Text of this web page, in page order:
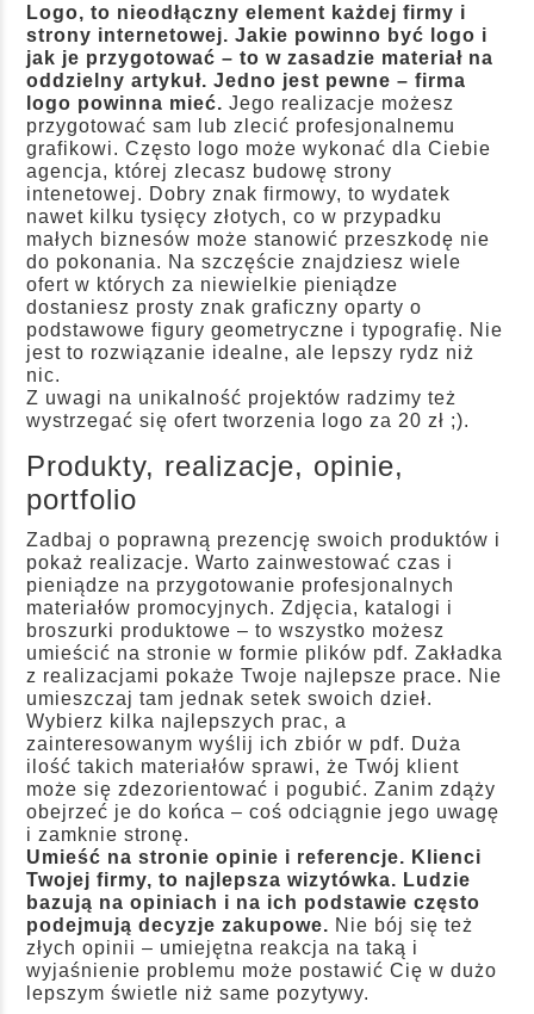
Logo, to nieodłączny element każdej firmy i
strony internetowej. Jakie powinno być logo i
jak je przygotować – to w zasadzie materiał na
oddzielny artykuł. Jedno jest pewne – firma
logo powinna mieć. Jego realizacje możesz
przygotować sam lub zlecić profesjonalnemu
grafikowi. Często logo może wykonać dla Ciebie
agencja, której zlecasz budowę strony
intenetowej. Dobry znak firmowy, to wydatek
nawet kilku tysięcy złotych, co w przypadku
małych biznesów może stanowić przeszkodę nie
do pokonania. Na szczęście znajdziesz wiele
ofert w których za niewielkie pieniądze
dostaniesz prosty znak graficzny oparty o
podstawowe figury geometryczne i typografię. Nie
jest to rozwiązanie idealne, ale lepszy rydz niż
nic.
Z uwagi na unikalność projektów radzimy też
wystrzegać się ofert tworzenia logo za 20 zł ;).
Produkty, realizacje, opinie,
portfolio
Zadbaj o poprawną prezencję swoich produktów i
pokaż realizacje. Warto zainwestować czas i
pieniądze na przygotowanie profesjonalnych
materiałów promocyjnych. Zdjęcia, katalogi i
broszurki produktowe – to wszystko możesz
umieścić na stronie w formie plików pdf. Zakładka
z realizacjami pokaże Twoje najlepsze prace. Nie
umieszczaj tam jednak setek swoich dzieł.
Wybierz kilka najlepszych prac, a
zainteresowanym wyślij ich zbiór w pdf. Duża
ilość takich materiałów sprawi, że Twój klient
może się zdezorientować i pogubić. Zanim zdąży
obejrzeć je do końca – coś odciągnie jego uwagę
i zamknie stronę.
Umieść na stronie opinie i referencje. Klienci
Twojej firmy, to najlepsza wizytówka. Ludzie
bazują na opiniach i na ich podstawie często
podejmują decyzje zakupowe. Nie bój się też
złych opinii – umiejętna reakcja na taką i
wyjaśnienie problemu może postawić Cię w dużo
lepszym świetle niż same pozytywy.